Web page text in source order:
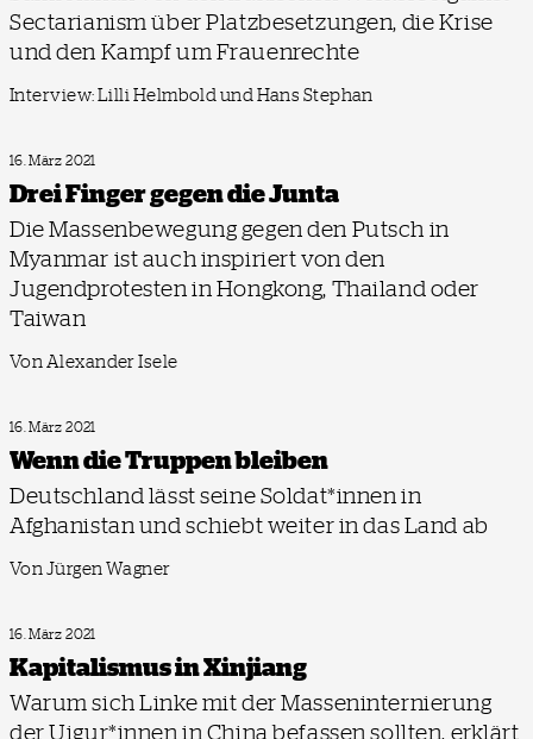
Sectarianism über Platzbesetzungen, die Krise
und den Kampf um Frauenrechte
Interview: Lilli Helmbold und Hans Stephan
16. März 2021
Drei Finger gegen die Junta
Die Massenbewegung gegen den Putsch in
Myanmar ist auch inspiriert von den
Jugendprotesten in Hongkong, Thailand oder
Taiwan
Von Alexander Isele
16. März 2021
Wenn die Truppen bleiben
Deutschland lässt seine Soldat*innen in
Afghanistan und schiebt weiter in das Land ab
Von Jürgen Wagner
16. März 2021
Kapitalismus in Xinjiang
Warum sich Linke mit der Masseninternierung
der Uigur*innen in China befassen sollten, erklärt